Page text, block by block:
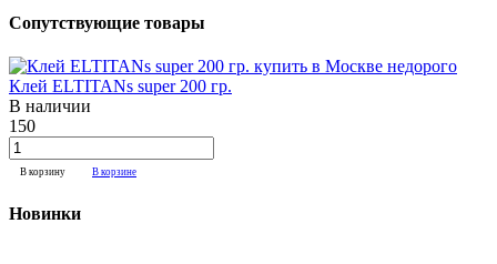
Сопутствующие товары
Клей ELTITANs super 200 гр.
В наличии
150
В корзину В корзине
Новинки